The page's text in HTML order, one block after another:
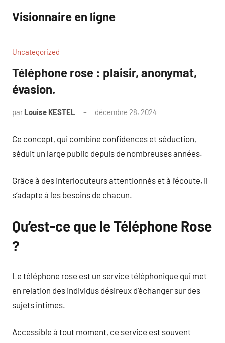
contenu
Visionnaire en ligne
Uncategorized
Téléphone rose : plaisir, anonymat,
évasion.
par Louise KESTEL décembre 28, 2024
Ce concept, qui combine confidences et séduction,
séduit un large public depuis de nombreuses années.
Grâce à des interlocuteurs attentionnés et à l’écoute, il
s’adapte à les besoins de chacun.
Qu’est-ce que le Téléphone Rose
?
Le téléphone rose est un service téléphonique qui met
en relation des individus désireux d’échanger sur des
sujets intimes.
Accessible à tout moment, ce service est souvent